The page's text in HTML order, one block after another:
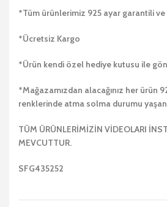
*Tüm ürünlerimiz 925 ayar garantili
*Ücretsiz Kargo
*Ürün kendi özel hediye kutusu ile
*Mağazamızdan alacağınız her ürün
renklerinde atma solma durumu
TÜM ÜRÜNLERİMİZİN VİDEOLARI
MEVCUTTUR.
SFG435252